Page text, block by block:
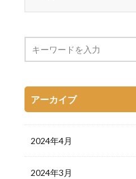
アーカイブ
2024年4月
2024年3月